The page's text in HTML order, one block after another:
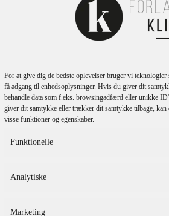
For at give dig de bedste oplevelser bruger vi
få adgang til enhedsoplysninger. Hvis du giver dit
behandle data som f.eks. browsingadfærd eller unikke
giver dit samtykke eller trækker dit samtykke tilbage,
visse funktioner og egenskaber.
Funktionelle
Analytiske
Marketing
dig vores
nyhedsbrev